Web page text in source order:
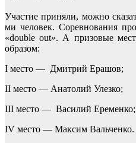
Участие приняли, можно
ми человек. Соревнования
«double out». А призовые
образом:
I место — Дмитрий Ерашов;
II место — Анатолий Улезко;
III место — Василий Еременко;
IV место — Максим Вальченко.